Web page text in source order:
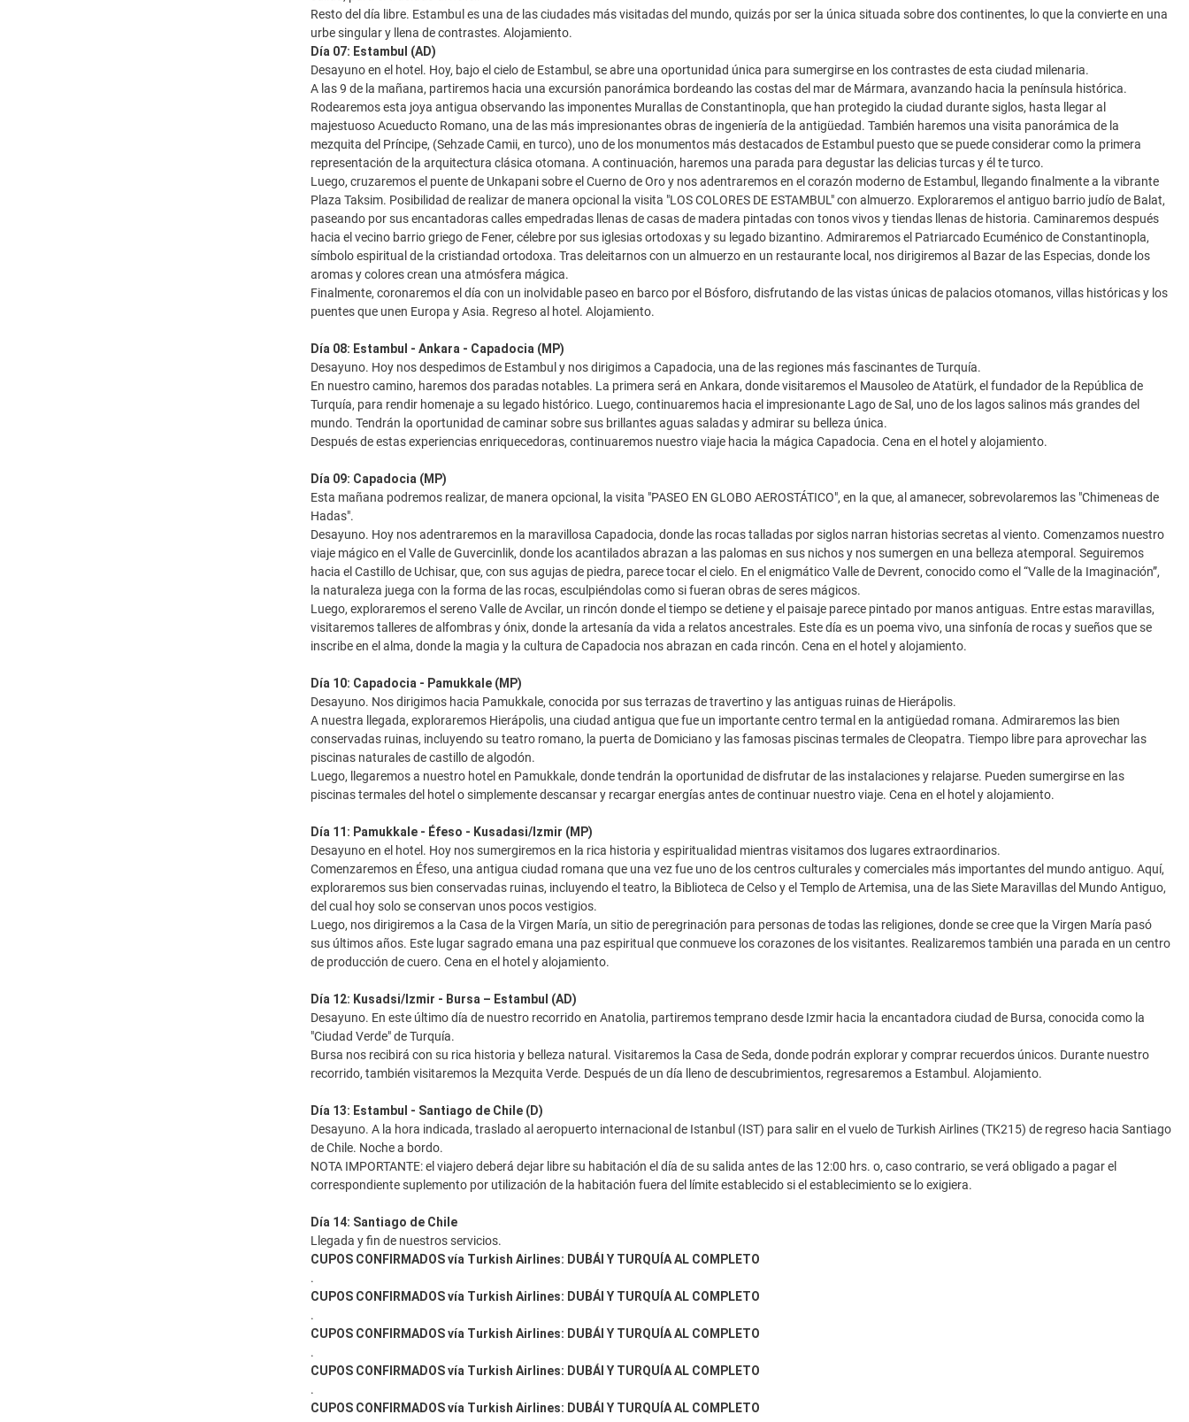
Resto del día libre. Estambul es una de las ciudades más visitadas del mundo, quizás por ser la única situada sobre dos continentes, lo que la convierte en una
urbe singular y llena de contrastes. Alojamiento.
Día 07: Estambul (AD)
Desayuno en el hotel. Hoy, bajo el cielo de Estambul, se abre una oportunidad única para sumergirse en los contrastes de esta ciudad milenaria.
A las 9 de la mañana, partiremos hacia una excursión panorámica bordeando las costas del mar de Mármara, avanzando hacia la península histórica.
Rodearemos esta joya antigua observando las imponentes Murallas de Constantinopla, que han protegido la ciudad durante siglos, hasta llegar al
majestuoso Acueducto Romano, una de las más impresionantes obras de ingeniería de la antigüedad. También haremos una visita panorámica de la
mezquita del Príncipe, (Sehzade Camii, en turco), uno de los monumentos más destacados de Estambul puesto que se puede considerar como la primera
representación de la arquitectura clásica otomana. A continuación, haremos una parada para degustar las delicias turcas y él te turco.
Luego, cruzaremos el puente de Unkapani sobre el Cuerno de Oro y nos adentraremos en el corazón moderno de Estambul, llegando finalmente a la vibrante
Plaza Taksim. Posibilidad de realizar de manera opcional la visita "LOS COLORES DE ESTAMBUL" con almuerzo. Exploraremos el antiguo barrio judío de Balat,
paseando por sus encantadoras calles empedradas llenas de casas de madera pintadas con tonos vivos y tiendas llenas de historia. Caminaremos después
hacia el vecino barrio griego de Fener, célebre por sus iglesias ortodoxas y su legado bizantino. Admiraremos el Patriarcado Ecuménico de Constantinopla,
símbolo espiritual de la cristiandad ortodoxa. Tras deleitarnos con un almuerzo en un restaurante local, nos dirigiremos al Bazar de las Especias, donde los
aromas y colores crean una atmósfera mágica.
Finalmente, coronaremos el día con un inolvidable paseo en barco por el Bósforo, disfrutando de las vistas únicas de palacios otomanos, villas históricas y los
puentes que unen Europa y Asia. Regreso al hotel. Alojamiento.
Día 08: Estambul - Ankara - Capadocia (MP)
Desayuno. Hoy nos despedimos de Estambul y nos dirigimos a Capadocia, una de las regiones más fascinantes de Turquía.
En nuestro camino, haremos dos paradas notables. La primera será en Ankara, donde visitaremos el Mausoleo de Atatürk, el fundador de la República de
Turquía, para rendir homenaje a su legado histórico. Luego, continuaremos hacia el impresionante Lago de Sal, uno de los lagos salinos más grandes del
mundo. Tendrán la oportunidad de caminar sobre sus brillantes aguas saladas y admirar su belleza única.
Después de estas experiencias enriquecedoras, continuaremos nuestro viaje hacia la mágica Capadocia. Cena en el hotel y alojamiento.
Día 09: Capadocia (MP)
Esta mañana podremos realizar, de manera opcional, la visita "PASEO EN GLOBO AEROSTÁTICO", en la que, al amanecer, sobrevolaremos las "Chimeneas de
Hadas".
Desayuno. Hoy nos adentraremos en la maravillosa Capadocia, donde las rocas talladas por siglos narran historias secretas al viento. Comenzamos nuestro
viaje mágico en el Valle de Guvercinlik, donde los acantilados abrazan a las palomas en sus nichos y nos sumergen en una belleza atemporal. Seguiremos
hacia el Castillo de Uchisar, que, con sus agujas de piedra, parece tocar el cielo. En el enigmático Valle de Devrent, conocido como el “Valle de la Imaginación”,
la naturaleza juega con la forma de las rocas, esculpiéndolas como si fueran obras de seres mágicos.
Luego, exploraremos el sereno Valle de Avcilar, un rincón donde el tiempo se detiene y el paisaje parece pintado por manos antiguas. Entre estas maravillas,
visitaremos talleres de alfombras y ónix, donde la artesanía da vida a relatos ancestrales. Este día es un poema vivo, una sinfonía de rocas y sueños que se
inscribe en el alma, donde la magia y la cultura de Capadocia nos abrazan en cada rincón. Cena en el hotel y alojamiento.
Día 10: Capadocia - Pamukkale (MP)
Desayuno. Nos dirigimos hacia Pamukkale, conocida por sus terrazas de travertino y las antiguas ruinas de Hierápolis.
A nuestra llegada, exploraremos Hierápolis, una ciudad antigua que fue un importante centro termal en la antigüedad romana. Admiraremos las bien
conservadas ruinas, incluyendo su teatro romano, la puerta de Domiciano y las famosas piscinas termales de Cleopatra. Tiempo libre para aprovechar las
piscinas naturales de castillo de algodón.
Luego, llegaremos a nuestro hotel en Pamukkale, donde tendrán la oportunidad de disfrutar de las instalaciones y relajarse. Pueden sumergirse en las
piscinas termales del hotel o simplemente descansar y recargar energías antes de continuar nuestro viaje. Cena en el hotel y alojamiento.
Día 11: Pamukkale - Éfeso - Kusadasi/Izmir (MP)
Desayuno en el hotel. Hoy nos sumergiremos en la rica historia y espiritualidad mientras visitamos dos lugares extraordinarios.
Comenzaremos en Éfeso, una antigua ciudad romana que una vez fue uno de los centros culturales y comerciales más importantes del mundo antiguo. Aquí,
exploraremos sus bien conservadas ruinas, incluyendo el teatro, la Biblioteca de Celso y el Templo de Artemisa, una de las Siete Maravillas del Mundo Antiguo,
del cual hoy solo se conservan unos pocos vestigios.
Luego, nos dirigiremos a la Casa de la Virgen María, un sitio de peregrinación para personas de todas las religiones, donde se cree que la Virgen María pasó
sus últimos años. Este lugar sagrado emana una paz espiritual que conmueve los corazones de los visitantes. Realizaremos también una parada en un centro
de producción de cuero. Cena en el hotel y alojamiento.
Día 12: Kusadsi/Izmir - Bursa – Estambul (AD)
Desayuno. En este último día de nuestro recorrido en Anatolia, partiremos temprano desde Izmir hacia la encantadora ciudad de Bursa, conocida como la
"Ciudad Verde" de Turquía.
Bursa nos recibirá con su rica historia y belleza natural. Visitaremos la Casa de Seda, donde podrán explorar y comprar recuerdos únicos. Durante nuestro
recorrido, también visitaremos la Mezquita Verde. Después de un día lleno de descubrimientos, regresaremos a Estambul. Alojamiento.
Día 13: Estambul - Santiago de Chile (D)
Desayuno. A la hora indicada, traslado al aeropuerto internacional de Istanbul (IST) para salir en el vuelo de Turkish Airlines (TK215) de regreso hacia Santiago
de Chile. Noche a bordo.
NOTA IMPORTANTE: el viajero deberá dejar libre su habitación el día de su salida antes de las 12:00 hrs. o, caso contrario, se verá obligado a pagar el
correspondiente suplemento por utilización de la habitación fuera del límite establecido si el establecimiento se lo exigiera.
Día 14: Santiago de Chile
Llegada y fin de nuestros servicios.
CUPOS CONFIRMADOS vía Turkish Airlines: DUBÁI Y TURQUÍA AL COMPLETO
.
CUPOS CONFIRMADOS vía Turkish Airlines: DUBÁI Y TURQUÍA AL COMPLETO
.
CUPOS CONFIRMADOS vía Turkish Airlines: DUBÁI Y TURQUÍA AL COMPLETO
.
CUPOS CONFIRMADOS vía Turkish Airlines: DUBÁI Y TURQUÍA AL COMPLETO
.
CUPOS CONFIRMADOS vía Turkish Airlines: DUBÁI Y TURQUÍA AL COMPLETO